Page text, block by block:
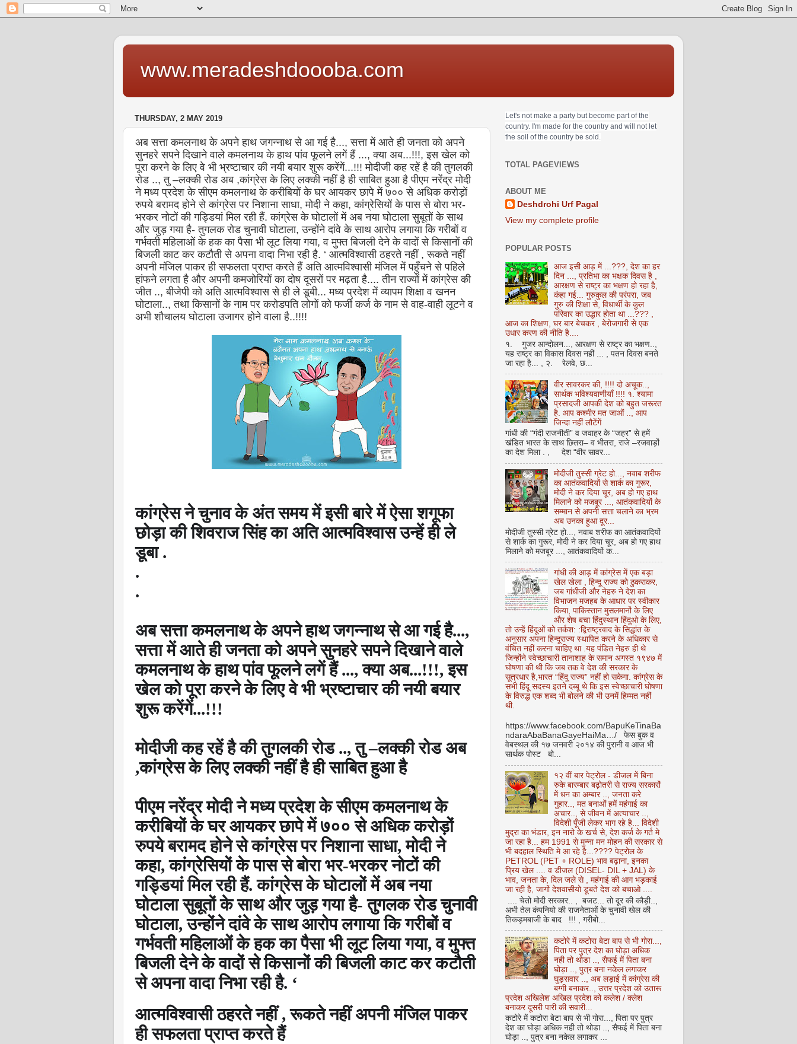
www.meradeshdoooba.com
THURSDAY, 2 MAY 2019
अब सत्ता कमलनाथ के अपने हाथ जगन्नाथ से आ गई है..., सत्ता में आते ही जनता को अपने
सुनहरे सपने दिखाने वाले कमलनाथ के हाथ पांव फूलने लगें हैं ..., क्या अब...!!!, इस खेल को
पूरा करने के लिए वे भी भ्रष्टाचार की नयी बयार शुरू करेंगें...!!! मोदीजी कह रहें है की तुगलकी
रोड .., तु –लक्की रोड अब ,कांग्रेस के लिए लक्की नहीं है ही साबित हुआ है पीएम नरेंद्र मोदी
ने मध्य प्रदेश के सीएम कमलनाथ के करीबियों के घर आयकर छापे में ७०० से अधिक करोड़ों
रुपये बरामद होने से कांग्रेस पर निशाना साधा, मोदी ने कहा, कांग्रेसियों के पास से बोरा भर-
भरकर नोटों की गड्डियां मिल रही हैं. कांग्रेस के घोटालों में अब नया घोटाला सुबूतों के साथ
और जुड़ गया है- तुगलक रोड चुनावी घोटाला, उन्होंने दांवे के साथ आरोप लगाया कि गरीबों व
गर्भवती महिलाओं के हक का पैसा भी लूट लिया गया, व मुफ्त बिजली देने के वादों से किसानों की
बिजली काट कर कटौती से अपना वादा निभा रही है. ‘ आत्मविश्वासी ठहरते नहीं , रूकते नहीं
अपनी मंजिल पाकर ही सफलता प्राप्त करते हैं अति आत्मविश्वासी मंजिल में पहुँचने से पहिले
हांफने लगता है और अपनी कमजोरियों का दोष दूसरों पर मढ़ता है.... तीन राज्यों में कांग्रेस की
जीत .., बीजेपी को अति आत्मविश्वास से ही ले डूबी... मध्य प्रदेश में व्यापम शिक्षा व खनन
घोटाला.., तथा किसानों के नाम पर करोडपति लोगों को फर्जी कर्ज के नाम से वाह-वाही लूटने व
अभी शौचालय घोटाला उजागर होने वाला है..!!!!
कांग्रेस ने चुनाव के अंत समय में इसी बारे में ऐसा शगूफा
छोड़ा की शिवराज सिंह का अति आत्मविश्वास उन्हें ही ले
डूबा .
.
.
अब सत्ता कमलनाथ के अपने हाथ जगन्नाथ से आ गई है...,
सत्ता में आते ही जनता को अपने सुनहरे सपने दिखाने वाले
कमलनाथ के हाथ पांव फूलने लगें हैं ...,क्या अब...!!!,इस
खेल को पूरा करने के लिए वे भी भ्रष्टाचार की नयी बयार
शुरू करेंगें...!!!
मोदीजी कह रहें है की तुगलकी रोड ..,तु–लक्की रोड अब
,कांग्रेस के लिए लक्की नहीं है ही साबित हुआ है
पीएम नरेंद्र मोदी ने मध्य प्रदेश के सीएम कमलनाथ के
करीबियों के घर आयकर छापे में ७०० से अधिक करोड़ों
रुपये बरामद होने से कांग्रेस पर निशाना साधा,मोदी ने
कहा,कांग्रेसियों के पास से बोरा भर-भरकर नोटों की
गड्डियां मिल रही हैं. कांग्रेस के घोटालों में अब नया
घोटाला सुबूतों के साथ और जुड़ गया है- तुगलक रोड चुनावी
घोटाला,उन्होंने दांवे के साथ आरोप लगाया कि गरीबों व
गर्भवती महिलाओं के हक का पैसा भी लूट लिया गया,व मुफ्त
बिजली देने के वादों से किसानों की बिजली काट कर कटौती
से अपना वादा निभा रही है. ‘
आत्मविश्वासी ठहरते नहीं,रूकते नहीं अपनी मंजिल पाकर
ही सफलता प्राप्त करते हैं
Let's not make a party but become part of the
country. I'm made for the country and will not let
the soil of the country be sold.
TOTAL PAGEVIEWS
ABOUT ME
Deshdrohi Urf Pagal
View my complete profile
POPULAR POSTS
आज इसी आड़ में ...???, देश का हर
दिन ..., प्रतिभा का भक्षक दिवस है ,
आरक्षण से राष्ट्र का भक्षण हो रहा है,
कंहा गई... गुरुकुल की परंपरा, जब
गुरु की शिक्षा से, विधार्थी के कुल
परिवार का उद्धार होता था ...??? ,
आज का शिक्षण, घर बार बेचकर , बेरोजगारी से एक
उधार करण की नीति है....
१. गुजर आन्दोलन..., आरक्षण से राष्ट्र का भक्षण..,
यह राष्ट्र का विकास दिवस नहीं ... , पतन दिवस बनते
जा रहा है... , २. रेलवे, छ...
वीर सावरकर की, !!!! दो अचूक..,
सार्थक भविश्यवाणीयाँ !!!! १. श्यामा
प्रसादजी आपकी देश को बहुत जरूरत
है. आप कश्मीर मत जाओं .., आप
जिन्दा नहीं लौटेंगें
गांधी की “गंदी राजनीती” व जवाहर के “जहर” से हमें
खंडित भारत के साथ छितरा– व भीतरा, राजे –रजवाड़ों
का देश मिला . , देश “वीर सावर...
मोदीजी तुस्सी ग्रेट हो..., नवाब शरीफ
का आतंकवादियों से शार्क का गुरूर,
मोदी ने कर दिया चूर, अब हो गए हाथ
मिलाने को मजबूर ..., आतंकवादियों के
सम्मान से अपनी सत्ता चलाने का भ्रम
अब उनका हुआ दूर...
मोदीजी तुस्सी ग्रेट हो..., नवाब शरीफ का आतंकवादियों
से शार्क का गुरूर, मोदी ने कर दिया चूर, अब हो गए हाथ
मिलाने को मजबूर ..., आतंकवादियों क...
गांधी की आड़ में कांग्रेस में एक बड़ा
खेल खेला , हिन्दू राज्य को ठुकराकर,
जब गांधीजी और नेहरु ने देश का
विभाजन मजहब के आधार पर स्वीकार
किया, पाकिस्तान मुसलमानों के लिए
और शेष बचा हिंदुस्थान हिंदूओ के लिए,
तो उन्हें हिंदूओं को तर्कश: :द्विराष्ट्रवाद के सिद्धांत के
अनुसार अपना हिन्दूराज्य स्थापित करने के अधिकार से
वंचित नहीं करना चाहिए था .यह पंडित नेहरु ही थे
जिन्होंने स्वेच्छाचारी तानाशाह के समान अगस्त १९४७ में
घोषणा की थी कि जब तक वे देश की सरकार के
सूत्रधार है,भारत “हिंदू राज्य” नहीं हो सकेगा. कांग्रेस के
सभी हिंदू सदस्य इतने दब्बू थे कि इस स्वेच्छाचारी घोषणा
के विरुद्ध एक शब्द भी बोलने की भी उनमें हिम्मत नहीं
थी.
https://www.facebook.com/BapuKeTinaBa
ndaraAbaBanaGayeHaiMa…/ फेस बुक व
वेबस्थल की १७ जनवरी २०१४ की पुरानी व आज भी
सार्थक पोस्ट बो...
१२ वीं बार पेट्रोल - डीजल में बिना
रुके बारम्बार बढ़ोतरी से राज्य सरकारों
में धन का अम्बार .., जनता करे
गुहार.., मत बनाओं हमें महंगाई का
अचार.., से जीवन में अत्याचार ..,
विदेशी पूँजी लेकर भाग रहे है... विदेशी
मुद्रा का भंडार, इन नारो के खर्च से, देश कर्ज के गर्त मे
जा रहा है... हम 1991 से मुन्ना मन मोहन की सरकार से
भी बदहाल स्थिति मे आ रहे है...???? पेट्रोल के
PETROL (PET + ROLE) भाव बढ़ाना, इनका
प्रिय खेल .... व डीजल (DISEL- DIL + JAL) के
भाव, जनता के, दिल जले से , महंगाई की आग भड़काई
जा रही है, जागों देशवासीयो डूबते देश को बचाओ ....
.... चेतो मोदी सरकार.. , बजट... तो दूर की कौड़ी..,
अभी तेल कंपनियो की राजनेताओं के चुनावी खेल की
तिकड़मबाजी के बाद !!! , गरीबो...
कटोरे में कटोरा बेटा बाप से भी गोरा...,
पिता पर पुत्र देश का घोड़ा अधिक
नही तो थोडा .., सैफई में पिता बना
घोड़ा .., पुत्र बना नकेल लगाकर
घुड़सवार .., अब लड़ाई में कांग्रेस की
बग्गी बनाकर.., उत्तर प्रदेश को उतारू
प्रदेश अखिलेश अखिल प्रदेश को कलेश / क्लेश
बनाकर दूसरी पारी की सवारी...
कटोरे में कटोरा बेटा बाप से भी गोरा..., पिता पर पुत्र
देश का घोड़ा अधिक नही तो थोडा .., सैफई में पिता बना
घोड़ा .., पुत्र बना नकेल लगाकर ...